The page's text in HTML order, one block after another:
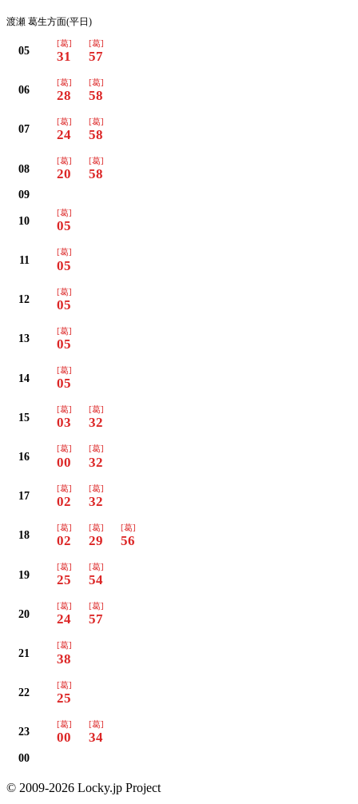
渡瀬 葛生方面(平日)
05
[葛]
31
[葛]
57
06
[葛]
28
[葛]
58
07
[葛]
24
[葛]
58
08
[葛]
20
[葛]
58
09
10
[葛]
05
11
[葛]
05
12
[葛]
05
13
[葛]
05
14
[葛]
05
15
[葛]
03
[葛]
32
16
[葛]
00
[葛]
32
17
[葛]
02
[葛]
32
18
[葛]
02
[葛]
29
[葛]
56
19
[葛]
25
[葛]
54
20
[葛]
24
[葛]
57
21
[葛]
38
22
[葛]
25
23
[葛]
00
[葛]
34
00
© 2009-2026 Locky.jp Project